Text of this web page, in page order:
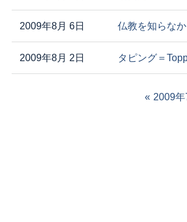
2009年8月 6日 仏教を知らな
2009年8月 2日 タピング＝
2009年